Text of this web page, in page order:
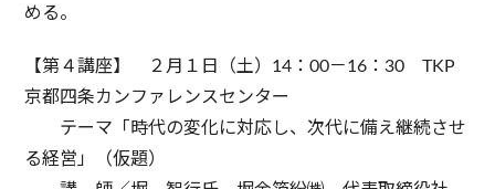
める。
【第４講座】 ２月１日（土）14：00－16：30 TKP
京都四条カンファレンスセンター
テーマ「時代の変化に対応し、次代に備え継続させ
る経営」（仮題）